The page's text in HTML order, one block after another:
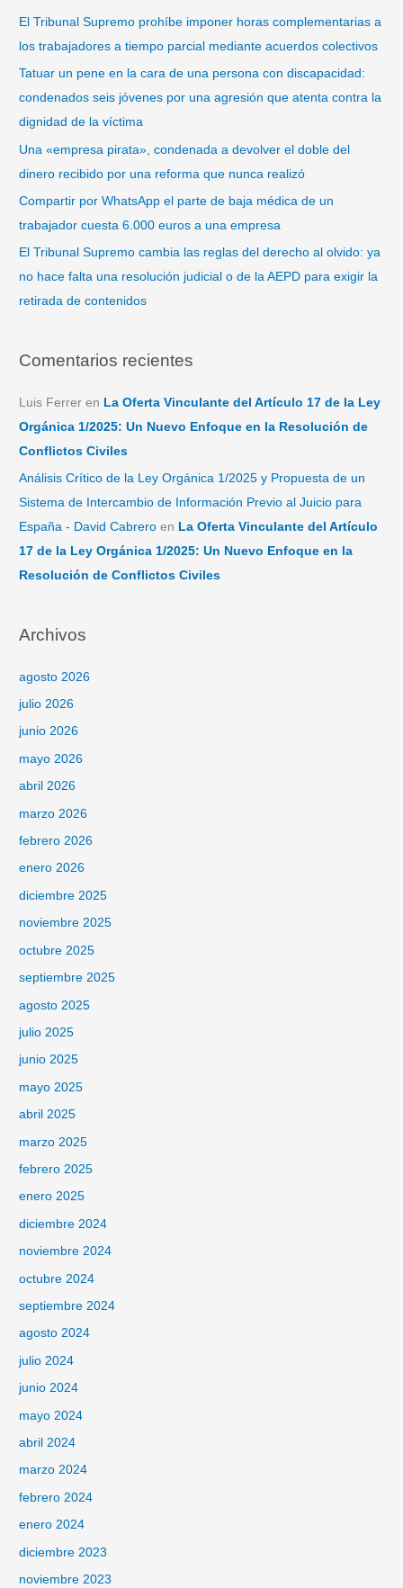
El Tribunal Supremo prohíbe imponer horas complementarias a
los trabajadores a tiempo parcial mediante acuerdos colectivos
Tatuar un pene en la cara de una persona con discapacidad:
condenados seis jóvenes por una agresión que atenta contra la
dignidad de la víctima
Una «empresa pirata», condenada a devolver el doble del
dinero recibido por una reforma que nunca realizó
Compartir por WhatsApp el parte de baja médica de un
trabajador cuesta 6.000 euros a una empresa
El Tribunal Supremo cambia las reglas del derecho al olvido: ya
no hace falta una resolución judicial o de la AEPD para exigir la
retirada de contenidos
Comentarios recientes
Luis Ferrer en La Oferta Vinculante del Artículo 17 de la Ley
Orgánica 1/2025: Un Nuevo Enfoque en la Resolución de
Conflictos Civiles
Análisis Crítico de la Ley Orgánica 1/2025 y Propuesta de un
Sistema de Intercambio de Información Previo al Juicio para
España - David Cabrero en La Oferta Vinculante del Artículo
17 de la Ley Orgánica 1/2025: Un Nuevo Enfoque en la
Resolución de Conflictos Civiles
Archivos
agosto 2026
julio 2026
junio 2026
mayo 2026
abril 2026
marzo 2026
febrero 2026
enero 2026
diciembre 2025
noviembre 2025
octubre 2025
septiembre 2025
agosto 2025
julio 2025
junio 2025
mayo 2025
abril 2025
marzo 2025
febrero 2025
enero 2025
diciembre 2024
noviembre 2024
octubre 2024
septiembre 2024
agosto 2024
julio 2024
junio 2024
mayo 2024
abril 2024
marzo 2024
febrero 2024
enero 2024
diciembre 2023
noviembre 2023